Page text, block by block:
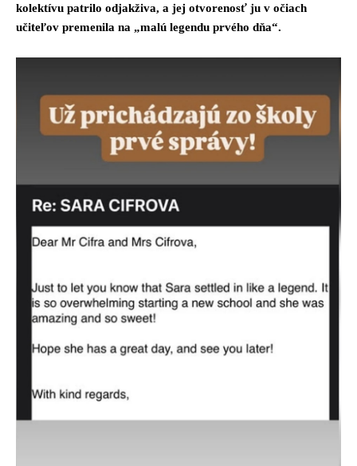
kolektívu patrilo odjakživa, a jej otvorenosť ju v očiach
učiteľov premenila na „malú legendu prvého dňa“.